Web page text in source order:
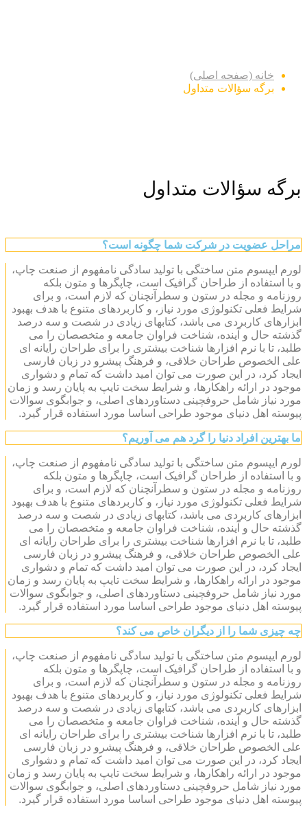
خانه (صفحه اصلی)
برگه سؤالات متداول
برگه سؤالات متداول
مراحل عضویت در شرکت شما چگونه است؟
لورم ایپسوم متن ساختگی با تولید سادگی نامفهوم از صنعت چاپ،
و با استفاده از طراحان گرافیک است، چاپگرها و متون بلکه
روزنامه و مجله در ستون و سطرآنچنان که لازم است، و برای
شرایط فعلی تکنولوژی مورد نیاز، و کاربردهای متنوع با هدف بهبود
ابزارهای کاربردی می باشد، کتابهای زیادی در شصت و سه درصد
گذشته حال و آینده، شناخت فراوان جامعه و متخصصان را می
طلبد، تا با نرم افزارها شناخت بیشتری را برای طراحان رایانه ای
علی الخصوص طراحان خلاقی، و فرهنگ پیشرو در زبان فارسی
ایجاد کرد، در این صورت می توان امید داشت که تمام و دشواری
موجود در ارائه راهکارها، و شرایط سخت تایپ به پایان رسد و زمان
مورد نیاز شامل حروفچینی دستاوردهای اصلی، و جوابگوی سوالات
پیوسته اهل دنیای موجود طراحی اساسا مورد استفاده قرار گیرد.
ما بهترین افراد دنیا را گرد هم می آوریم؟
لورم ایپسوم متن ساختگی با تولید سادگی نامفهوم از صنعت چاپ،
و با استفاده از طراحان گرافیک است، چاپگرها و متون بلکه
روزنامه و مجله در ستون و سطرآنچنان که لازم است، و برای
شرایط فعلی تکنولوژی مورد نیاز، و کاربردهای متنوع با هدف بهبود
ابزارهای کاربردی می باشد، کتابهای زیادی در شصت و سه درصد
گذشته حال و آینده، شناخت فراوان جامعه و متخصصان را می
طلبد، تا با نرم افزارها شناخت بیشتری را برای طراحان رایانه ای
علی الخصوص طراحان خلاقی، و فرهنگ پیشرو در زبان فارسی
ایجاد کرد، در این صورت می توان امید داشت که تمام و دشواری
موجود در ارائه راهکارها، و شرایط سخت تایپ به پایان رسد و زمان
مورد نیاز شامل حروفچینی دستاوردهای اصلی، و جوابگوی سوالات
پیوسته اهل دنیای موجود طراحی اساسا مورد استفاده قرار گیرد.
چه چیزی شما را از دیگران خاص می کند؟
لورم ایپسوم متن ساختگی با تولید سادگی نامفهوم از صنعت چاپ،
و با استفاده از طراحان گرافیک است، چاپگرها و متون بلکه
روزنامه و مجله در ستون و سطرآنچنان که لازم است، و برای
شرایط فعلی تکنولوژی مورد نیاز، و کاربردهای متنوع با هدف بهبود
ابزارهای کاربردی می باشد، کتابهای زیادی در شصت و سه درصد
گذشته حال و آینده، شناخت فراوان جامعه و متخصصان را می
طلبد، تا با نرم افزارها شناخت بیشتری را برای طراحان رایانه ای
علی الخصوص طراحان خلاقی، و فرهنگ پیشرو در زبان فارسی
ایجاد کرد، در این صورت می توان امید داشت که تمام و دشواری
موجود در ارائه راهکارها، و شرایط سخت تایپ به پایان رسد و زمان
مورد نیاز شامل حروفچینی دستاوردهای اصلی، و جوابگوی سوالات
پیوسته اهل دنیای موجود طراحی اساسا مورد استفاده قرار گیرد.